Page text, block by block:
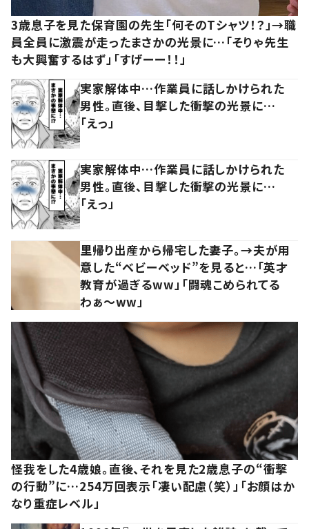
3歳息子を見た保育園の先生「何そのTシャツ！？」→職
員全員に激震が走ったまさかの光景に…「そりゃ先生
も大興奮するはず」「すげーー！！」
実家解体中…作業員に話しかけられた
男性。直後、目撃した衝撃の光景に…
「えっ」
実家解体中…作業員に話しかけられた
男性。直後、目撃した衝撃の光景に…
「えっ」
里帰り出産から帰宅した妻子。→夫が用
意した“ベビーベッド”を見ると…「英才
教育が過ぎるww」「闘魂こめられてる
わぁ～ww」
怪我をした4歳娘。直後、それを見た2歳息子の“衝撃
の行動”に…254万回表示「凄い配慮（笑）」「お顔はか
なり重症レベル」